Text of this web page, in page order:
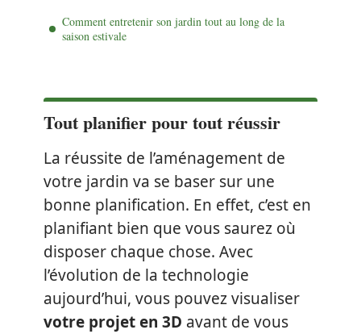
Comment entretenir son jardin tout au long de la
saison estivale
Tout planifier pour tout réussir
La réussite de l’aménagement de
votre jardin va se baser sur une
bonne planification. En effet, c’est en
planifiant bien que vous saurez où
disposer chaque chose. Avec
l’évolution de la technologie
aujourd’hui, vous pouvez visualiser
votre projet en 3D avant de vous